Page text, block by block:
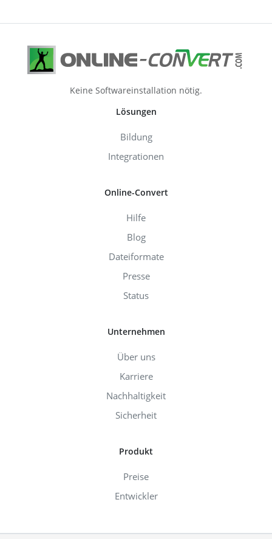
Keine Softwareinstallation nötig.
Lösungen
Bildung
Integrationen
Online-Convert
Hilfe
Blog
Dateiformate
Presse
Status
Unternehmen
Über uns
Karriere
Nachhaltigkeit
Sicherheit
Produkt
Preise
Entwickler